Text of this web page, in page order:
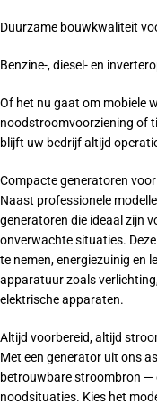
Duurzame bouwkwaliteit
Benzine-, diesel- en
Of het nu gaat om mobiele
noodstroomvoorziening of
blijft uw bedrijf altijd
Compacte generatoren
Naast professionele
generatoren die ideaal zijn
onverwachte situaties.
te nemen, energiezuinig en
apparatuur zoals
elektrische apparaten.
Altijd voorbereid, altijd
Met een generator uit ons
betrouwbare stroombron —
noodsituaties. Kies het